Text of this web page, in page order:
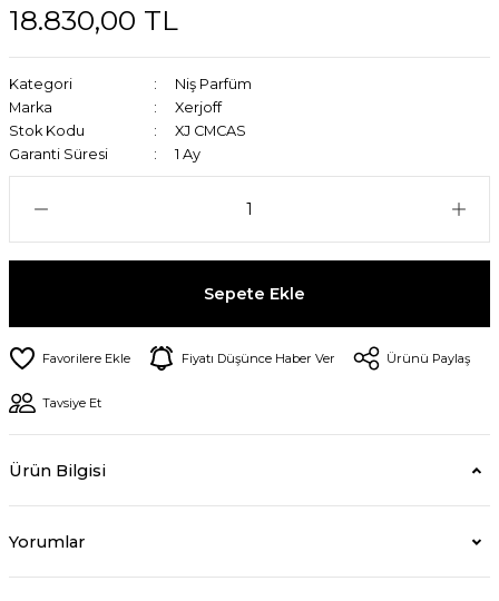
18.830,00 TL
Kategori
Niş Parfüm
Marka
Xerjoff
Stok Kodu
XJ CMCAS
Garanti Süresi
1 Ay
Sepete Ekle
Fiyatı Düşünce Haber Ver Ürünü Paylaş
Tavsiye Et
Ürün Bilgisi
Yorumlar